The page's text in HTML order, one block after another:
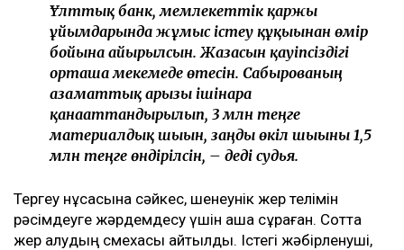
Ұлттық банк, мемлекеттік қаржы
ұйымдарында жұмыс істеу құқығынан өмір
бойына айырылсын. Жазасын қауіпсіздігі
орташа мекемеде өтесін. Сабырованың
азаматтық арызы ішінара
қанағаттандырылып, 3 млн теңге
материалдық шығын, заңды өкіл шығыны 1,5
млн теңге өндірілсін, – деді судья.
Тергеу нұсқасына сәйкес, шенеунік жер телімін
рәсімдеуге жәрдемдесу үшін ақша сұраған. Сотта
жер алудың смехасы айтылды. Істегі жәбірленуші,